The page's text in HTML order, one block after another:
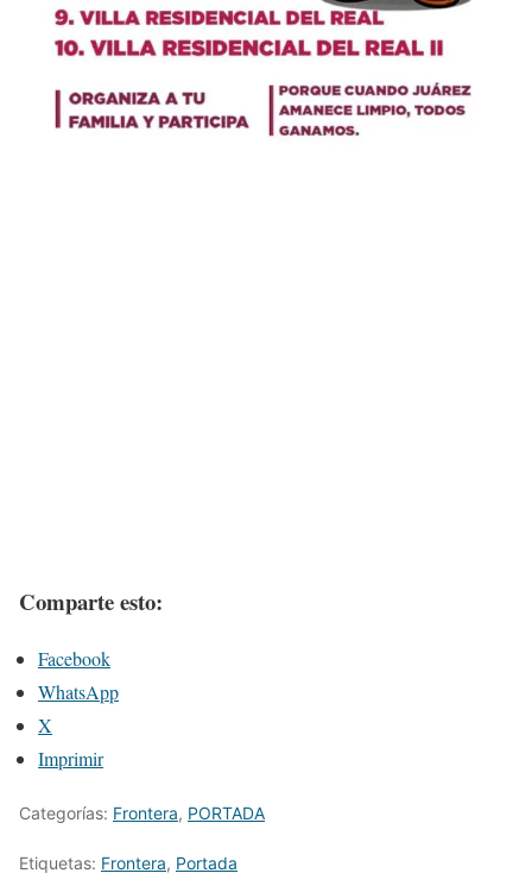
Comparte esto:
Facebook
WhatsApp
X
Imprimir
Categorías: Frontera, PORTADA
Etiquetas: Frontera, Portada